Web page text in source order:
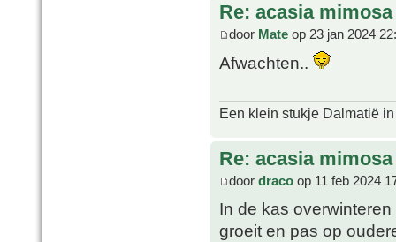
Re: acasia mimosa
door Mate op 23 jan 2024
Afwachten..
Een klein stukje Dalmatië
Re: acasia mimosa
door draco op 11 feb 2024
In de kas
groeit en pas op